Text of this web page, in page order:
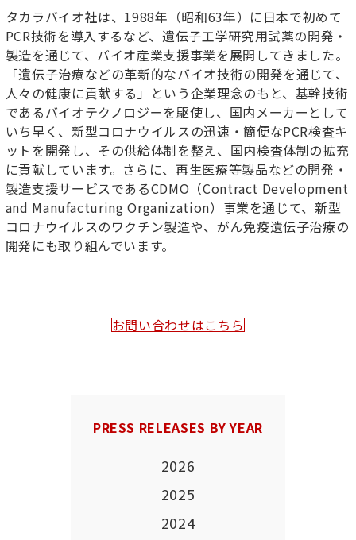
タカラバイオ社は、1988年（昭和63年）に日本で初めて
PCR技術を導入するなど、遺伝子工学研究用試薬の開発・
製造を通じて、バイオ産業支援事業を展開してきました。
「遺伝子治療などの革新的なバイオ技術の開発を通じて、
人々の健康に貢献する」という企業理念のもと、基幹技術
であるバイオテクノロジーを駆使し、国内メーカーとして
いち早く、新型コロナウイルスの迅速・簡便なPCR検査キ
ットを開発し、その供給体制を整え、国内検査体制の拡充
に貢献しています。さらに、再生医療等製品などの開発・
製造支援サービスであるCDMO（Contract Development
and Manufacturing Organization）事業を通じて、新型
コロナウイルスのワクチン製造や、がん免疫遺伝子治療の
開発にも取り組んでいます。
お問い合わせはこちら
PRESS RELEASES BY YEAR
2026
2025
2024